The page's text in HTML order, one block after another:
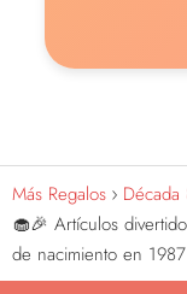
Más Regalos Década
🧁🎉 Artículos
de nacimiento en 1987